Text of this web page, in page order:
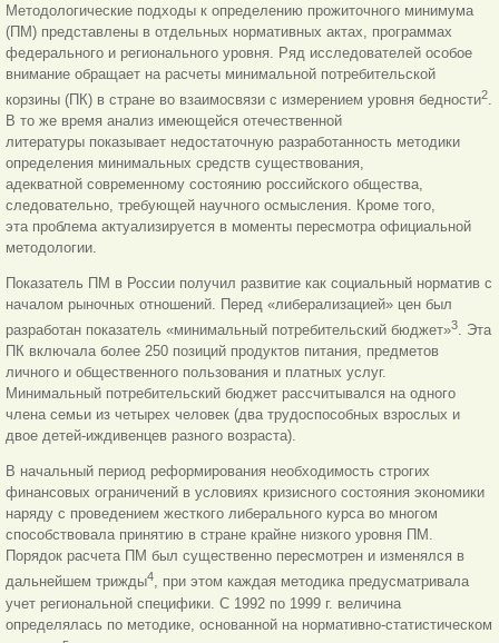
Методологические подходы к определению прожиточного минимума
(ПМ) представлены в отдельных нормативных актах, программах
федерального и регионального уровня. Ряд исследователей особое
внимание обращает на расчеты минимальной потребительской
корзины (ПК) в стране во взаимосвязи с измерением уровня бедности2.
В то же время анализ имеющейся отечественной
литературы показывает недостаточную разработанность методики
определения минимальных средств существования,
адекватной современному состоянию российского общества,
следовательно, требующей научного осмысления. Кроме того,
эта проблема актуализируется в моменты пересмотра официальной
методологии.
Показатель ПМ в России получил развитие как социальный норматив с
началом рыночных отношений. Перед «либерализацией» цен был
разработан показатель «минимальный потребительский бюджет»3. Эта
ПК включала более 250 позиций продуктов питания, предметов
личного и общественного пользования и платных услуг.
Минимальный потребительский бюджет рассчитывался на одного
члена семьи из четырех человек (два трудоспособных взрослых и
двое детей-иждивенцев разного возраста).
В начальный период реформирования необходимость строгих
финансовых ограничений в условиях кризисного состояния экономики
наряду с проведением жесткого либерального курса во многом
способствовала принятию в стране крайне низкого уровня ПМ.
Порядок расчета ПМ был существенно пересмотрен и изменялся в
дальнейшем трижды4, при этом каждая методика предусматривала
учет региональной специфики. С 1992 по 1999 г. величина
определялась по методике, основанной на нормативно-статистическом